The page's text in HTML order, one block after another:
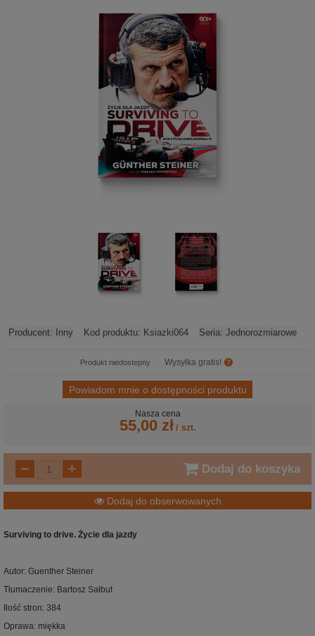
Producent: Inny Kod produktu: Ksiazki064 Seria: Jednorozmiarowe
Produkt niedostepny Wysyłka gratis!
Powiadom mnie o dostępności produktu
Nasza cena
55,00 zł / szt.
Dodaj do koszyka
Dodaj do obserwowanych
Surviving to drive. Życie dla jazdy
Autor: Guenther Steiner
Tłumaczenie: Bartosz Sałbut
Ilość stron: 384
Oprawa: miękka